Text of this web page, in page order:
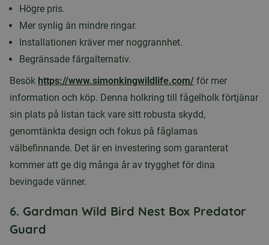
Högre pris.
Mer synlig än mindre ringar.
Installationen kräver mer noggrannhet.
Begränsade färgalternativ.
Besök https://www.simonkingwildlife.com/ för mer
information och köp. Denna holkring till fågelholk förtjänar
sin plats på listan tack vare sitt robusta skydd,
genomtänkta design och fokus på fåglarnas
välbefinnande. Det är en investering som garanterat
kommer att ge dig många år av trygghet för dina
bevingade vänner.
6. Gardman Wild Bird Nest Box Predator
Guard